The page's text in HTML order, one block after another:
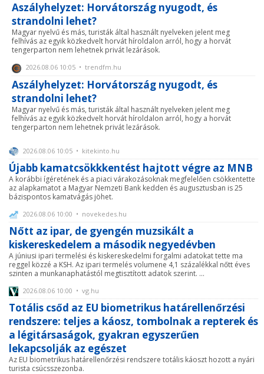
Aszályhelyzet: Horvátország nyugodt, és
strandolni lehet?
Magyar nyelvű és más, turisták által használt nyelveken jelent meg
felhívás az egyik közkedvelt horvát híroldalon arról, hogy a horvát
tengerparton nem lehetnek privát lezárások.
2026.08.06 10:05 • trendfm.hu
Aszályhelyzet: Horvátország nyugodt, és
strandolni lehet?
Magyar nyelvű és más, turisták által használt nyelveken jelent meg
felhívás az egyik közkedvelt horvát híroldalon arról, hogy a horvát
tengerparton nem lehetnek privát lezárások.
2026.08.06 10:05 • kitekinto.hu
Újabb kamatcsökkkentést hajtott végre az MNB
A korábbi ígéretének és a piaci várakozásoknak megfelelően csökkentette
az alapkamatot a Magyar Nemzeti Bank kedden és augusztusban is 25
bázispontos kamatvágás jöhet.
2026.08.06 10:00 • novekedes.hu
Nőtt az ipar, de gyengén muzsikált a
kiskereskedelem a második negyedévben
A júniusi ipari termelési és kiskereskedelmi forgalmi adatokat tette ma
reggel közzé a KSH. Az ipari termelés volumene 4,1 százalékkal nőtt éves
szinten a munkanaphatástól megtisztított adatok szerint. ...
2026.08.06 10:00 • vg.hu
Totális csőd az EU biometrikus határellenőrzési
rendszere: teljes a káosz, tombolnak a repterek és
a légitársaságok, gyakran egyszerűen
lekapcsolják az egészet
Az EU biometrikus határellenőrzési rendszere totális káoszt hozott a nyári
turista csúcsszezonba.